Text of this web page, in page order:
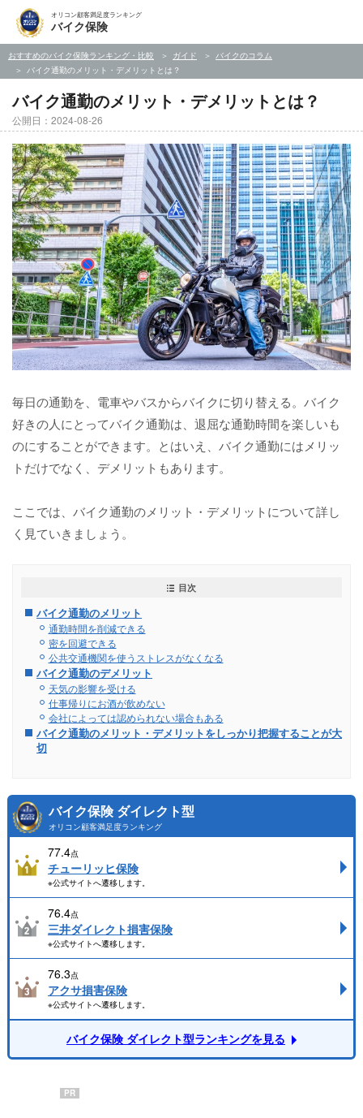
オリコン顧客満足度ランキング
バイク保険
おすすめのバイク保険ランキング・比較 ガイド
バイクのコラム
バイク通勤のメリット・デメリットとは？
バイク通勤のメリット・デメリットとは？
公開日：2024-08-26
毎日の通勤を、電車やバスからバイクに切り替える。バイク
好きの人にとってバイク通勤は、退屈な通勤時間を楽しいも
のにすることができます。とはいえ、バイク通勤にはメリッ
トだけでなく、デメリットもあります。
ここでは、バイク通勤のメリット・デメリットについて詳し
く見ていきましょう。
目次
バイク通勤のメリット
通勤時間を削減できる
密を回避できる
公共交通機関を使うストレスがなくなる
バイク通勤のデメリット
天気の影響を受ける
仕事帰りにお酒が飲めない
会社によっては認められない場合もある
バイク通勤のメリット・デメリットをしっかり把握することが大
切
バイク保険 ダイレクト型
オリコン顧客満足度ランキング
77.4点
チューリッヒ保険
※公式サイトへ遷移します。
76.4点
三井ダイレクト損害保険
※公式サイトへ遷移します。
76.3点
アクサ損害保険
※公式サイトへ遷移します。
バイク保険 ダイレクト型ランキングを見る
PR